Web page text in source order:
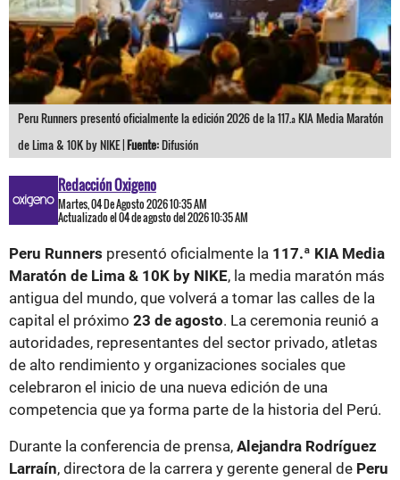
Peru Runners presentó oficialmente la edición 2026 de la 117.ª KIA Media Maratón
de Lima & 10K by NIKE |Fuente:Difusión
Redacción Oxigeno
Martes, 04 De Agosto 2026 10:35 AM
Actualizado el 04 de agosto del 2026 10:35 AM
Peru Runners presentó oficialmente la 117.ª KIA Media
Maratón de Lima & 10K by NIKE, la media maratón más
antigua del mundo, que volverá a tomar las calles de la
capital el próximo 23 de agosto. La ceremonia reunió a
autoridades, representantes del sector privado, atletas
de alto rendimiento y organizaciones sociales que
celebraron el inicio de una nueva edición de una
competencia que ya forma parte de la historia del Perú.
Durante la conferencia de prensa, Alejandra Rodríguez
Larraín, directora de la carrera y gerente general de Peru